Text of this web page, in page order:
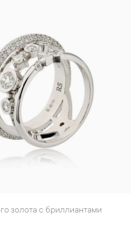
золота с бриллиантами